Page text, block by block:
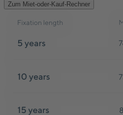
Zum Miet-oder-Kauf-Rechner